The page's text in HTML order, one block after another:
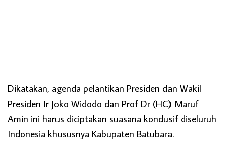
Dikatakan, agenda pelantikan Presiden dan Wakil
Presiden Ir Joko Widodo dan Prof Dr (HC) Maruf
Amin ini harus diciptakan suasana kondusif diseluruh
Indonesia khususnya Kabupaten Batubara.